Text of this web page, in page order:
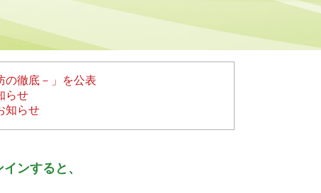
の徹底－」を公表
らせ
知らせ
ンすると、